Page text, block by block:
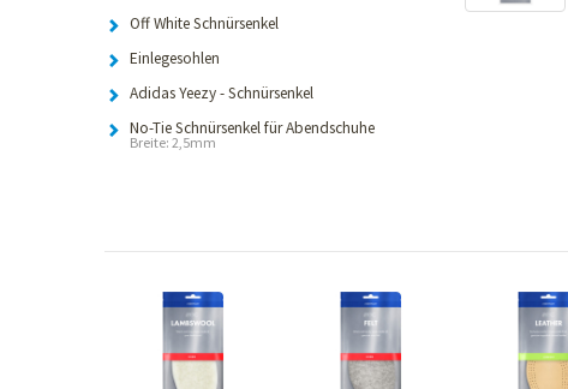
Off White Schnürsenkel
Einlegesohlen
Adidas Yeezy - Schnürsenkel
No-Tie Schnürsenkel für Abendschuhe
Breite: 2,5mm